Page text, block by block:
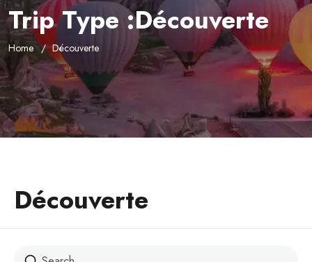
Trip Type :Découverte
Home Découverte
Découverte